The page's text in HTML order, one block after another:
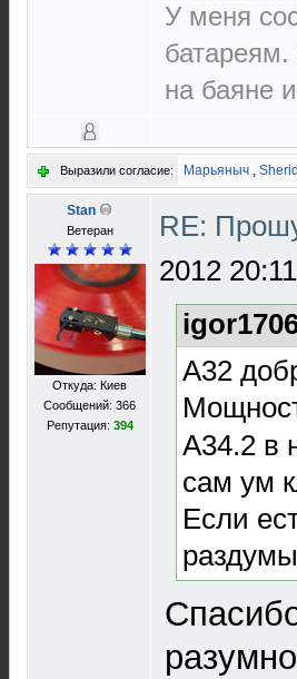
У меня
на баяне
Выразили согласие: Марьяныч ,
Stan
Ветеран
Откуда: Киев
Сообщений: 366
Репутация: 394
RE:
2012 20:11
A32
A34.2 в
сам ум
Если